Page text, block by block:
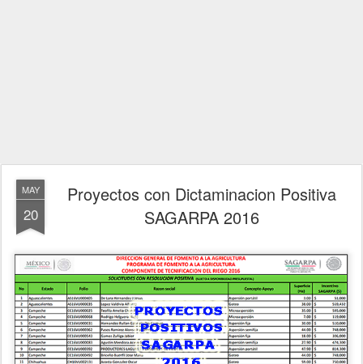
MAY
20
Proyectos con Dictaminacion Positiva
SAGARPA 2016